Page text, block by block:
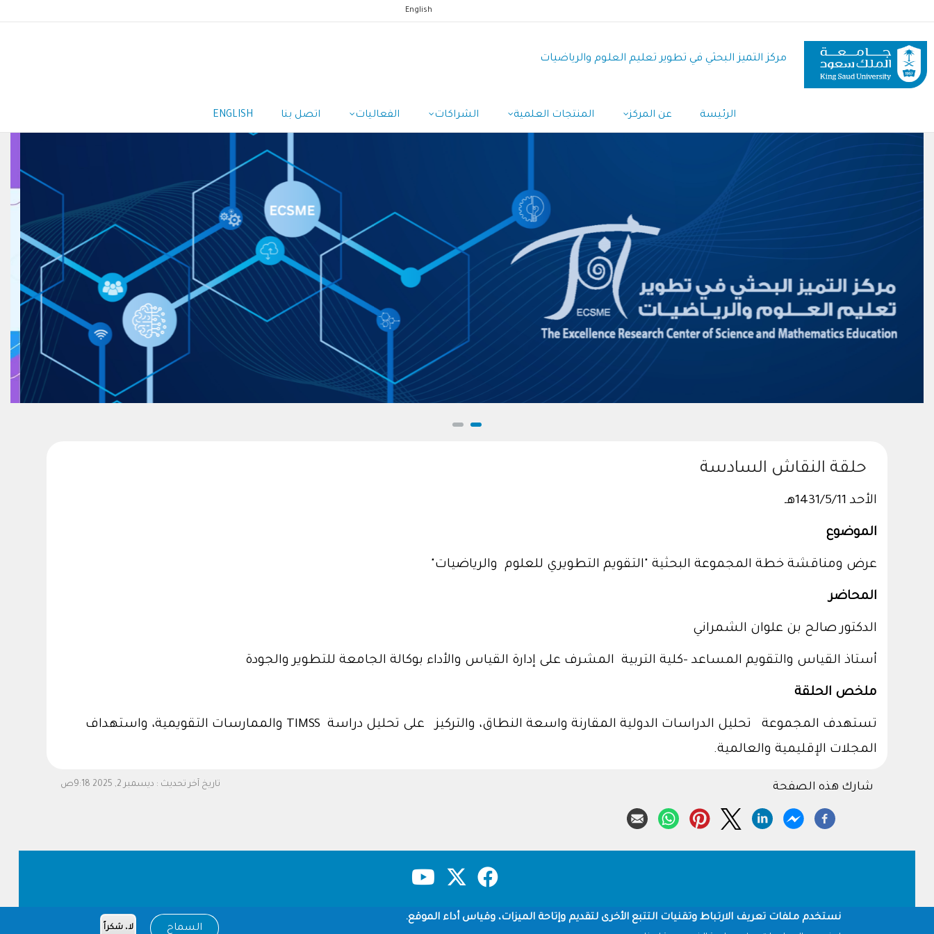
المحتوى
الرئيسي
English
مركز التميز البحثي في تطوير تعليم العلوم والرياضيات
الرئيسة عن المركز المنتجات العلمية الشراكات الفعاليات اتصل بنا ENGLISH
حلقة النقاش السادسة
الأحد 1431/5/11هـ
الموضوع
عرض ومناقشة خطة المجموعة البحثية "التقويم التطويري للعلوم والرياضيات"
المحاضر
الدكتور صالح بن علوان الشمراني
أستاذ القياس والتقويم المساعد –كلية التربية المشرف على إدارة القياس والأداء بوكالة الجامعة للتطوير والجودة
ملخص الحلقة
تستهدف المجموعة تحليل الدراسات الدولية المقارنة واسعة النطاق، والتركيز على تحليل دراسة TIMSS والممارسات التقويمية، واستهداف
المجلات الإقليمية والعالمية.
تاريخ آخر تحديث : ديسمبر 2, 2025 9:18ص شارك هذه الصفحة
Footer حقوق النشر سياسة الخصوصية
شروط الاستخدامنستخدم ملفات تعريف الارتباط وتقنيات التتبع الأخرى لتقديم وإتاحة الميزات، وقياس أداء الموقع.
السماح لا، شكراً